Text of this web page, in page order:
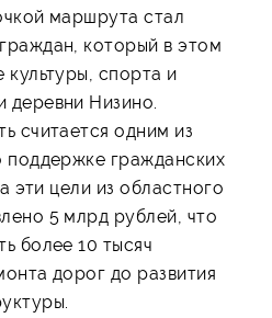
маршрута стал
который в этом
спорта и
Низино.
считается одним из
поддержке гражданских
эти цели из областного
5 млрд рублей, что
более 10 тысяч
дорог до развития